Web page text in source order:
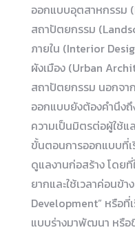
ออกแบบอุตสาหกรรม
สถาปัตยกรรม
ภายใน (Interior
ผังเมือง (Urban
สถาปัตยกรรม นอกจา
ออกแบบยังต้องคำนึงถึ
ความเป็นมิตรต่อผู้ใช้
ขั้นตอนการออกแบบที่
ดูแลงานก่อสร้าง โดย
ยากและใช้เวลาค่อนข้
Development” หรือที่
แบบร่างมาพัฒนา หรือ